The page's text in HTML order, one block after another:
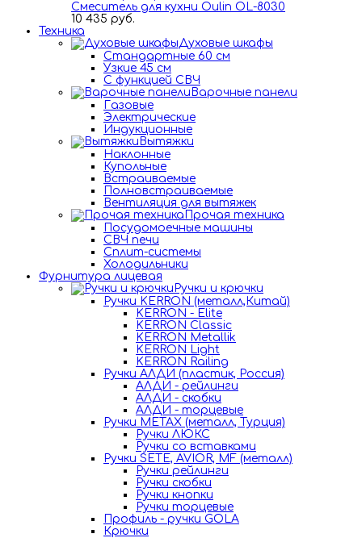
Смеситель для кухни Oulin OL-8030
10 435 руб.
Техника
Духовые шкафы
Стандартные 60 см
Узкие 45 см
С функцией СВЧ
Варочные панели
Газовые
Электрические
Индукционные
Вытяжки
Наклонные
Купольные
Встраиваемые
Полновстраиваемые
Вентиляция для вытяжек
Прочая техника
Посудомоечные машины
СВЧ печи
Сплит-системы
Холодильники
Фурнитура лицевая
Ручки и крючки
Ручки KERRON (металл,Китай)
KERRON - Elite
KERRON Classic
KERRON Metallik
KERRON Light
KERRON Railing
Ручки АЛДИ (пластик, Россия)
АЛДИ - рейлинги
АЛДИ - скобки
АЛДИ - торцевые
Ручки METAX (металл, Турция)
Ручки ЛЮКС
Ручки со вставками
Ручки SETE, AVIOR, MF (металл)
Ручки рейлинги
Ручки скобки
Ручки кнопки
Ручки торцевые
Профиль - ручки GOLA
Крючки